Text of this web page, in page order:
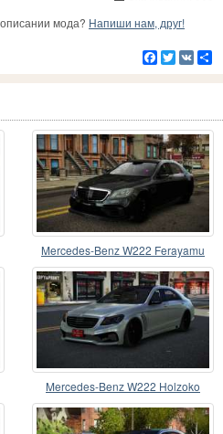
мода? Напиши нам, друг!
Facebook
Twitter
VK
Mercedes-Benz W222 Ferayamu
Mercedes-Benz W222 Holzoko